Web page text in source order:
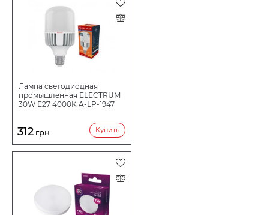
Лампа светодиодная
промышленная ELECTRUM
30W E27 4000K A-LP-1947
312 грн Купить